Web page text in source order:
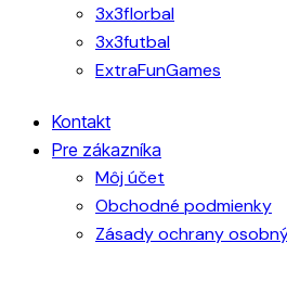
3x3florbal
3x3futbal
ExtraFunGames
Kontakt
Pre zákazníka
Môj účet
Obchodné podmienky
Zásady ochrany